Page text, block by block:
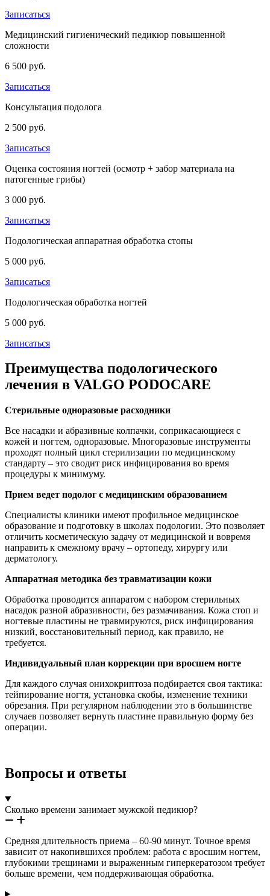
Записаться
Медицинский гигиенический педикюр повышенной
сложности
6 500 руб.
Записаться
Консультация подолога
2 500 руб.
Записаться
Оценка состояния ногтей (осмотр + забор материала на
патогенные грибы)
3 000 руб.
Записаться
Подологическая аппаратная обработка стопы
5 000 руб.
Записаться
Подологическая обработка ногтей
5 000 руб.
Записаться
Преимущества подологического
лечения в VALGO PODOCARE
Стерильные одноразовые расходники
Все насадки и абразивные колпачки, соприкасающиеся с
кожей и ногтем, одноразовые. Многоразовые инструменты
проходят полный цикл стерилизации по медицинскому
стандарту – это сводит риск инфицирования во время
процедуры к минимуму.
Прием ведет подолог с медицинским образованием
Специалисты клиники имеют профильное медицинское
образование и подготовку в школах подологии. Это позволяет
отличить косметическую задачу от медицинской и вовремя
направить к смежному врачу – ортопеду, хирургу или
дерматологу.
Аппаратная методика без травматизации кожи
Обработка проводится аппаратом с набором стерильных
насадок разной абразивности, без размачивания. Кожа стоп и
ногтевые пластины не травмируются, риск инфицирования
низкий, восстановительный период, как правило, не
требуется.
Индивидуальный план коррекции при вросшем ногте
Для каждого случая онихокриптоза подбирается своя тактика:
тейпирование ногтя, установка скобы, изменение техники
обрезания. При регулярном наблюдении это в большинстве
случаев позволяет вернуть пластине правильную форму без
операции.
Вопросы и ответы
Сколько времени занимает мужской педикюр?
Средняя длительность приема – 60-90 минут. Точное время
зависит от накопившихся проблем: работа с вросшим ногтем,
глубокими трещинами и выраженным гиперкератозом требует
больше времени, чем поддерживающая обработка.